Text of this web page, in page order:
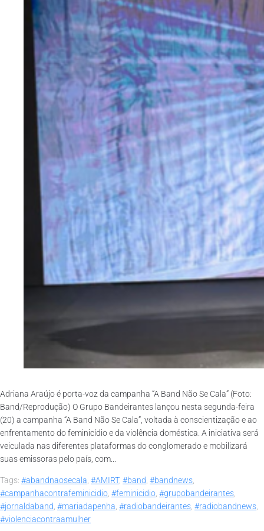
Adriana Araújo é porta-voz da campanha “A Band Não Se Cala” (Foto:
Band/Reprodução) O Grupo Bandeirantes lançou nesta segunda-feira
(20) a campanha “A Band Não Se Cala”, voltada à conscientização e ao
enfrentamento do feminicídio e da violência doméstica. A iniciativa será
veiculada nas diferentes plataformas do conglomerado e mobilizará
suas emissoras pelo país, com...
Tags: #abandnaosecala, #AMIRT, #band, #bandnews,
#campanhacontrafeminicidio, #feminicidio, #grupobandeirantes,
#jornaldaband, #mariadapenha, #radiobandeirantes, #radiobandnews,
#violenciacontraamulher